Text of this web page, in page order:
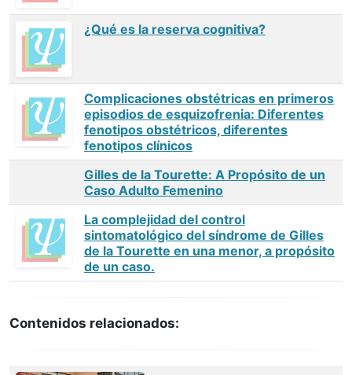
¿Qué es la reserva cognitiva?
Complicaciones obstétricas en primeros
episodios de esquizofrenia: Diferentes
fenotipos obstétricos, diferentes
fenotipos clínicos
Gilles de la Tourette: A Propósito de un
Caso Adulto Femenino
La complejidad del control
sintomatológico del síndrome de Gilles
de la Tourette en una menor, a propósito
de un caso.
Contenidos relacionados: